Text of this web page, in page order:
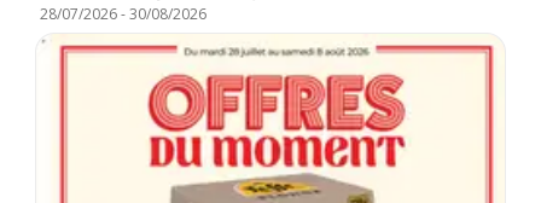
28/07/2026-30/08/2026